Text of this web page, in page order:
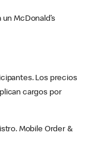
McDonald’s
Los precios
cargos por
Mobile Order &